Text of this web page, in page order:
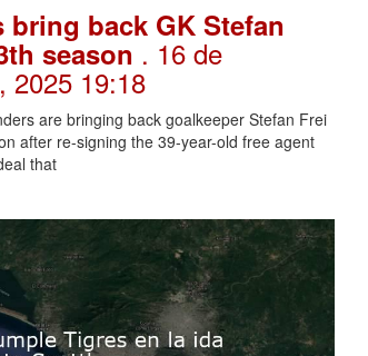
bring back GK Stefan
season . 16 de
2025 19:18
are bringing back goalkeeper Stefan Frei
after re-signing the 39-year-old free agent
that